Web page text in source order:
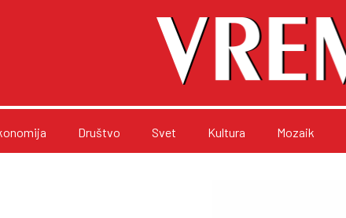
Društvo Svet Kultura Mozaik